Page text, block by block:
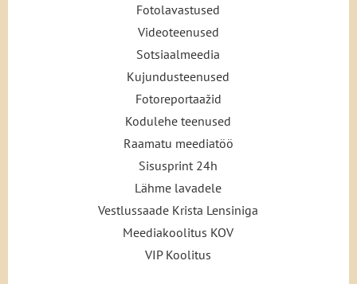
Fotolavastused
Videoteenused
Sotsiaalmeedia
Kujundusteenused
Fotoreportaažid
Kodulehe teenused
Raamatu meediatöö
Sisusprint 24h
Lähme lavadele
Vestlussaade Krista Lensiniga
Meediakoolitus KOV
VIP Koolitus